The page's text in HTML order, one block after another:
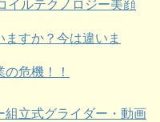
イルテクノロジー美顔
すか？今は違いま
危機！！
立式グライダー・動画